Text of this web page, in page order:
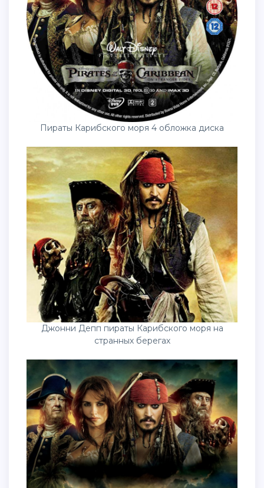
Пираты Карибского моря 4 обложка диска
Джонни Депп пираты Карибского моря на
странных берегах